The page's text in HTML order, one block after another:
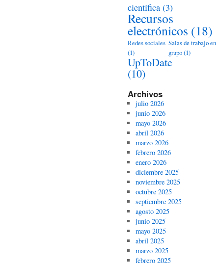
científica (3)
Recursos
electrónicos (18)
Redes sociales
(1)
Salas de trabajo en
grupo(1)
UpToDate
(10)
Archivos
julio 2026
junio 2026
mayo 2026
abril 2026
marzo 2026
febrero 2026
enero 2026
diciembre 2025
noviembre 2025
octubre 2025
septiembre 2025
agosto 2025
junio 2025
mayo 2025
abril 2025
marzo 2025
febrero 2025